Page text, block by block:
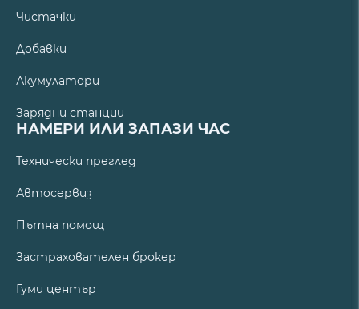
Чистачки
Добавки
Акумулатори
Зарядни станции
НАМЕРИ ИЛИ ЗАПАЗИ ЧАС
Технически преглед
Автосервиз
Пътна помощ
Застрахователен брокер
Гуми център